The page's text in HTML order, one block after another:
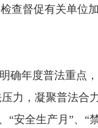
查督促有关单位
确年度普法重点
力，凝聚普法合
安全生产月”、